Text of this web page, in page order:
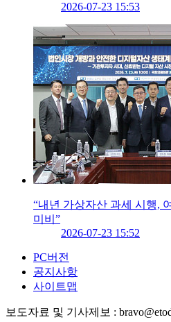
2026-07-23 15:53
“내년 가상자산 과세 시행,
미비”
2026-07-23 15:52
PC버전
공지사항
사이트맵
보도자료 및 기사제보 :